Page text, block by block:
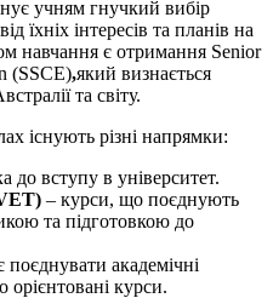
учням гнучкий вибір
їхніх інтересів та планів на
навчання є отримання Senior
(SSCE),який визнається
та світу.
існують різні напрямки:
до вступу в університет.
– курси, що поєднують
та підготовкою до
поєднувати академічні
орієнтовані курси.